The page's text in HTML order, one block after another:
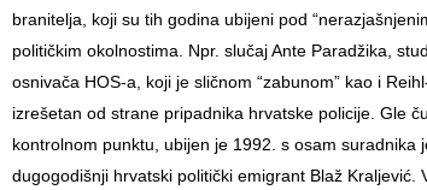
branitelja, koji su tih godina ubijeni pod
političkim okolnostima. Npr. slučaj Ante Paradžika,
osnivača HOS-a, koji je sličnom “zabunom” kao i
izrešetan od strane pripadnika hrvatske policije. Gle
kontrolnom punktu, ubijen je 1992. s osam suradnika
dugogodišnji hrvatski politički emigrant Blaž Kraljević.